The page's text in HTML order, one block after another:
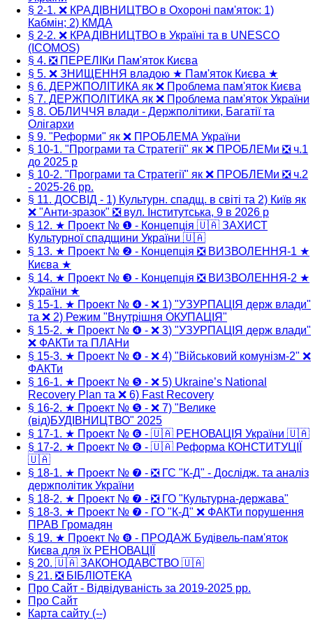
§ 2-1. ❌ КРАДІВНИЦТВО в Охороні пам'яток: 1)
Кабмін; 2) КМДА
§ 2-2. ❌ КРАДІВНИЦТВО в Україні та в UNESCO
(ICOMOS)
§ 4. ❎ ПЕРЕЛІКи Пам'яток Києва
§ 5. ❌ ЗНИЩЕННЯ владою ★ Пам'яток Києва ★
§ 6. ДЕРЖПОЛІТИКА як ❌ Проблема пам'яток Києва
§ 7. ДЕРЖПОЛІТИКА як ❌ Проблема пам'яток України
§ 8. ОБЛИЧЧЯ влади - Держполітики, Багатії та
Олігархи
§ 9. "Реформи" як ❌ ПРОБЛЕМА України
§ 10-1. "Програми та Стратегії" як ❌ ПРОБЛЕМи ❎ ч.1
до 2025 р
§ 10-2. "Програми та Стратегії" як ❌ ПРОБЛЕМи ❎ ч.2
- 2025-26 рр.
§ 11. ДОСВІД - 1) Культурн. спадщ. в світі та 2) Київ як
❌ "Анти-зразок" ❎ вул. Інститутська, 9 в 2026 р
§ 12. ★ Проект № ❶ - Концепція 🇺🇦 ЗАХИСТ
Культурної спадщини України 🇺🇦
§ 13. ★ Проект № ❷ - Концепція ❎ ВИЗВОЛЕННЯ-1 ★
Києва ★
§ 14. ★ Проект № ❸ - Концепція ❎ ВИЗВОЛЕННЯ-2 ★
України ★
§ 15-1. ★ Проект № ❹ - ❌ 1) "УЗУРПАЦІЯ держ влади"
та ❌ 2) Режим "Внутрішня ОКУПАЦІЯ"
§ 15-2. ★ Проект № ❹ - ❌ 3) "УЗУРПАЦІЯ держ влади"
❌ ФАКТи та ПЛАНи
§ 15-3. ★ Проект № ❹ - ❌ 4) "Військовий комунізм-2" ❌
ФАКТи
§ 16-1. ★ Проект № ❺ - ❌ 5) Ukraine’s National
Recovery Plan та ❌ 6) Fast Recovery
§ 16-2. ★ Проект № ❺ - ❌ 7) "Велике
(від)БУДІВНИЦТВО" 2025
§ 17-1. ★ Проект № ❻ - 🇺🇦 РЕНОВАЦІЯ України 🇺🇦
§ 17-2. ★ Проект № ❻ - 🇺🇦 Реформа КОНСТИТУЦІЇ
🇺🇦
§ 18-1. ★ Проект № ❼ - ❎ ГС "К-Д" - Дослідж. та аналіз
держполітик України
§ 18-2. ★ Проект № ❼ - ❎ ГО "Культурна-держава"
§ 18-3. ★ Проект № ❼ - ГО "К-Д" ❌ ФАКТи порушення
ПРАВ Громадян
§ 19. ★ Проект № ❽ - ПРОДАЖ Будівель-пам'яток
Києва для їх РЕНОВАЦІЇ
§ 20. 🇺🇦 ЗАКОНОДАВСТВО 🇺🇦
§ 21. ❎ БІБЛІОТЕКА
Про Сайт - Відвідуваність за 2019-2025 рр.
Про Сайт
Карта сайту (--)